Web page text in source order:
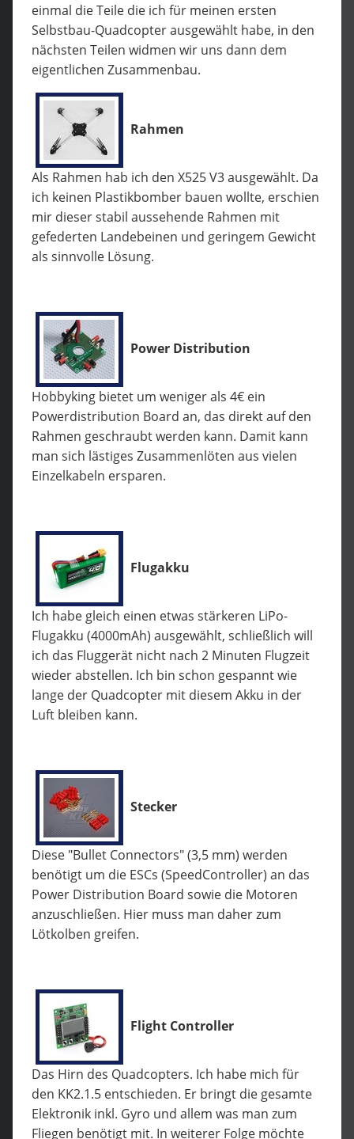
einmal die Teile die ich für meinen ersten
Selbstbau-Quadcopter ausgewählt habe, in den
nächsten Teilen widmen wir uns dann dem
eigentlichen Zusammenbau.
Rahmen
Als Rahmen hab ich den X525 V3 ausgewählt. Da
ich keinen Plastikbomber bauen wollte, erschien
mir dieser stabil aussehende Rahmen mit
gefederten Landebeinen und geringem Gewicht
als sinnvolle Lösung.
Power Distribution
Hobbyking bietet um weniger als 4€ ein
Powerdistribution Board an, das direkt auf den
Rahmen geschraubt werden kann. Damit kann
man sich lästiges Zusammenlöten aus vielen
Einzelkabeln ersparen.
Flugakku
Ich habe gleich einen etwas stärkeren LiPo-
Flugakku (4000mAh) ausgewählt, schließlich will
ich das Fluggerät nicht nach 2 Minuten Flugzeit
wieder abstellen. Ich bin schon gespannt wie
lange der Quadcopter mit diesem Akku in der
Luft bleiben kann.
Stecker
Diese "Bullet Connectors" (3,5 mm) werden
benötigt um die ESCs (SpeedController) an das
Power Distribution Board sowie die Motoren
anzuschließen. Hier muss man daher zum
Lötkolben greifen.
Flight Controller
Das Hirn des Quadcopters. Ich habe mich für
den KK2.1.5 entschieden. Er bringt die gesamte
Elektronik inkl. Gyro und allem was man zum
Fliegen benötigt mit. In weiterer Folge möchte